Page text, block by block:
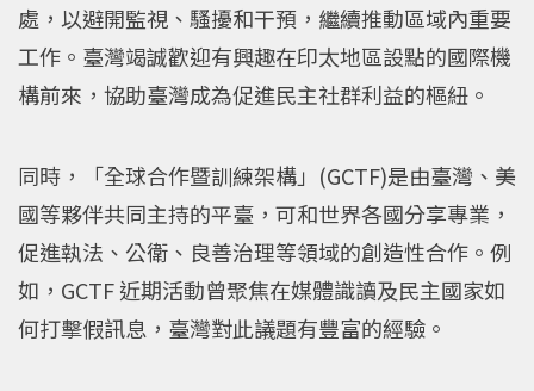
處，以避開監視、騷擾和干預，繼續推動區域內重要
工作。臺灣竭誠歡迎有興趣在印太地區設點的國際機
構前來，協助臺灣成為促進民主社群利益的樞紐。
同時，「全球合作暨訓練架構」(GCTF)是由臺灣、美
國等夥伴共同主持的平臺，可和世界各國分享專業，
促進執法、公衛、良善治理等領域的創造性合作。例
如，GCTF 近期活動曾聚焦在媒體識讀及民主國家如
何打擊假訊息，臺灣對此議題有豐富的經驗。